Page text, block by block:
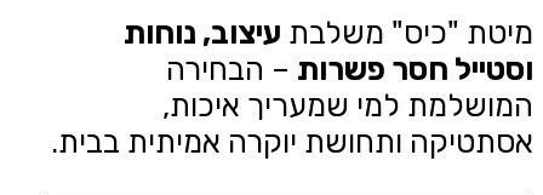
מיטת "כיס" משלבת עיצוב, נוחות
וסטייל חסר פשרות – הבחירה
המושלמת למי שמעריך איכות,
אסתטיקה ותחושת יוקרה אמיתית בבית.